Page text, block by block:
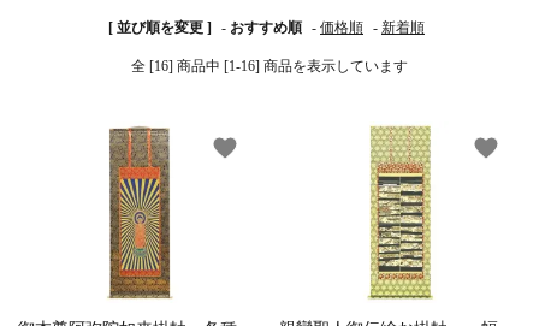
五条袈裟
黒衣・直綴
五条袈裟 色衣・裳附
白衣・色服 襦袢・裾除け
白帯・足袋 草履・はきもの
中啓・扇子 収納
卓類・常香盤・礼盤 天蓋・瓔珞・吊金具
土香炉・香炉台・香
仏器・供笥・供物
きん・きん台・鳴物 ご法要用品・箱類
椅子・机・その他仏
具
[ 並び順を変更 ] - おすすめ順 - 価格順 - 新着順
全 [16] 商品中 [1-16] 商品を表示しています
favorite favorite